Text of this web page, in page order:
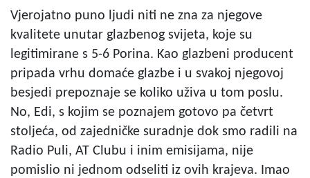
Vjerojatno puno ljudi niti ne zna za njegove
kvalitete unutar glazbenog svijeta, koje su
legitimirane s 5-6 Porina. Kao glazbeni producent
pripada vrhu domaće glazbe i u svakoj njegovoj
besjedi prepoznaje se koliko uživa u tom poslu.
No, Edi, s kojim se poznajem gotovo pa četvrt
stoljeća, od zajedničke suradnje dok smo radili na
Radio Puli, AT Clubu i inim emisijama, nije
pomislio ni jednom odseliti iz ovih krajeva. Imao